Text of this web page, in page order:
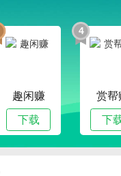
趣闲赚
下载
4
赏帮
下